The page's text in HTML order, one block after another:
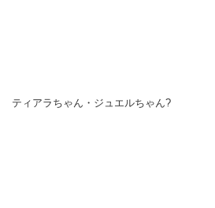
ティアラちゃん・ジュエルちゃん?